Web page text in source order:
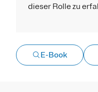
dieser Rolle zu
E-Book